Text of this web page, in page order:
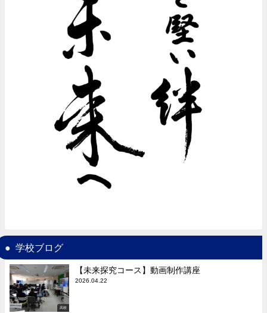
学校ブログ
高校
【未来探究コース】動画制作講座
2026.04.22